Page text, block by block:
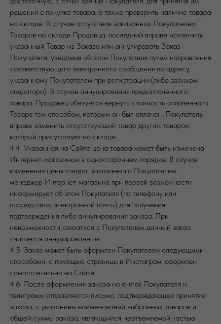
решения о покупке товара, а также проверить наличие товара
на складе. В случае отсутствия заказанных Покупателем
Товаров на складе Продавца, последний вправе исключить
указанный Товар из Заказа или аннулировать Заказ
Покупателя, уведомив об этом Покупателя путем направления
соответствующего электронного сообщения по адресу,
указанному Покупателем при регистрации (либо звонком
оператора). В случае аннулирования предоплаченного
товара, Продавец обязуется вернуть стоимость оплаченного
Товара тем способом, которым он был оплачен. Покупатель
вправе заменить отсутствующий товар другим товаром,
который присутствует на складе.
4.4. Указанная на Сайте цена товара может быть изменена
Интернет-магазином в одностороннем порядке. В случае
изменения цены товара, заказанного Покупателем,
менеджер Интернет-магазина при первой возможности
информирует об этом Покупателя (по телефону или
посредством электронной почты) для получения
подтверждения либо аннулирования заказа. При
невозможности связаться с Покупателем данный заказ
считается аннулированным.
4.5. Заказ может быть оформлен Покупателем следующими
способами: с помощью страницы в Инстаграм, оформлен
самостоятельно на Сайте.
4.6. После оформления заказа на e-mail Покупателя и
телеграмм отправляется письмо, подтверждающее принятие
заказа, с указанием наименований выбранных товаров и
общей суммы заказа, являющийся неотъемлемой частью